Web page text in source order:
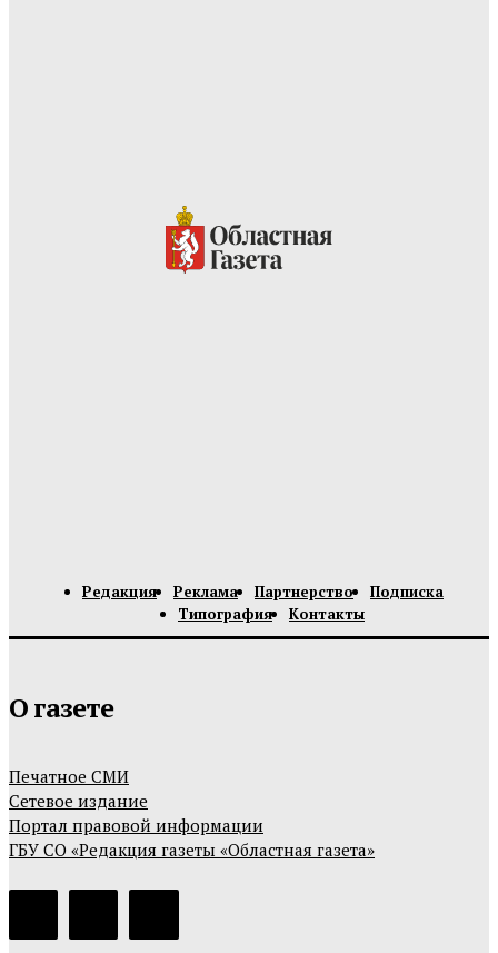
Редакция Реклама Партнерство
Подписка
Типография
Контакты
О газете
Печатное СМИ
Сетевое издание
Портал правовой информации
ГБУ СО «Редакция газеты «Областная газета»